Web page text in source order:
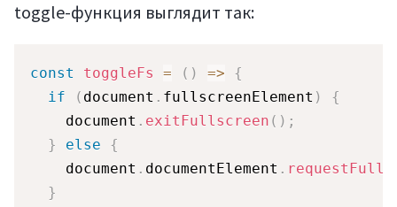
toggle-функция выглядит так:
const toggleFs = ( ) =>
{
if
( document . fullscreenElement )
{
    document
. exitFullscreen ( ) ;
}
else
{
    document
. documentElement .
}